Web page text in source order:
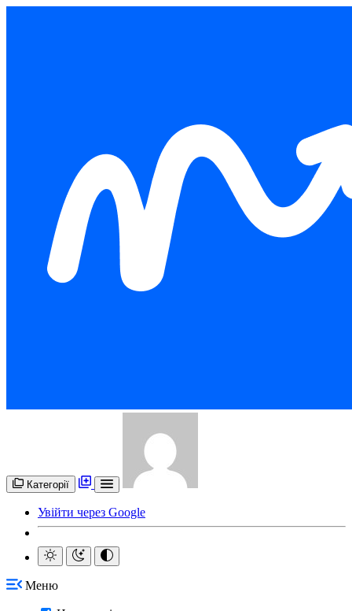
Категорії
Увійти через Google
Меню